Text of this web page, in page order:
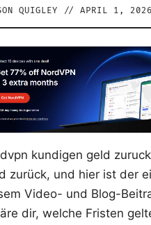
QUIGLEY // APRIL 1, 2026
kundigen geld
zurück, und hier ist der
Video- und Blog-
dir, welche Fristen